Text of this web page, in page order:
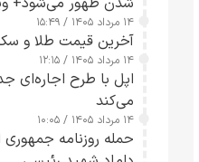
۱۴ مرداد ۱۴۰۵ / ۱۵:۴۹
آخرین قیمت طلا و سکه در 14
۱۴ مرداد ۱۴۰۵ / ۱۲:۱۵
اپل با طرح اجاره‌ای
می‌کند
۱۴ مرداد ۱۴۰۵ / ۱۰:۰۵
حمله روزنامه جمهوری